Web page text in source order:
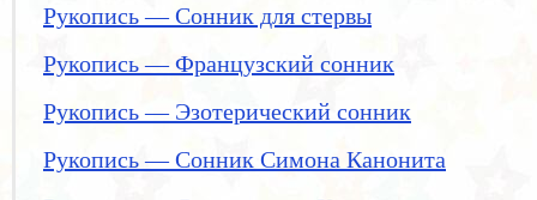
Рукопись — Сонник для стервы
Рукопись — Французский сонник
Рукопись — Эзотерический сонник
Рукопись — Сонник Симона Канонита